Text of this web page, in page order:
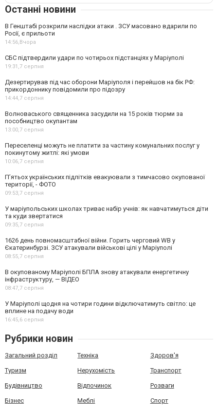
Останні новини
В Генштабі розкрили наслідки атаки . ЗСУ масовано вдарили по
Росії, є прильоти
14:56, Вчора
СБС підтвердили удари по чотирьох підстанціях у Маріуполі
19:31, 7 серпня
Дезертирував під час оборони Маріуполя і перейшов на бік РФ:
прикордоннику повідомили про підозру
14:44, 7 серпня
Волноваського священника засудили на 15 років тюрми за
пособництво окупантам
13:00, 7 серпня
Переселенці можуть не платити за частину комунальних послуг у
покинутому житлі: які умови
10:06, 7 серпня
П’ятьох українських підлітків евакуювали з тимчасово окупованої
території, - ФОТО
09:53, 7 серпня
У маріупольських школах триває набір учнів: як навчатимуться діти
та куди звертатися
09:35, 7 серпня
1626 день повномасштабної війни. Горить черговий WB у
Єкатеринбурзі. ЗСУ атакували військові цілі у Маріуполі
08:55, 7 серпня
В окупованому Маріуполі БПЛА знову атакували енергетичну
інфраструктуру, — ВІДЕО
08:47, 7 серпня
У Маріуполі щодня на чотири години відключатимуть світло: це
вплине на подачу води
16:45, 6 серпня
Рубрики новин
Загальний розділ Техніка Здоров'я
Туризм Нерухомість Транспорт
Будівництво Відпочинок Розваги
Бізнес Меблі Спорт